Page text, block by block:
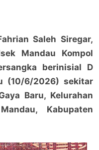
Saleh Siregar,
Mandau Kompol
berinisial D
(10/6/2026) sekitar
Baru, Kelurahan
Kabupaten